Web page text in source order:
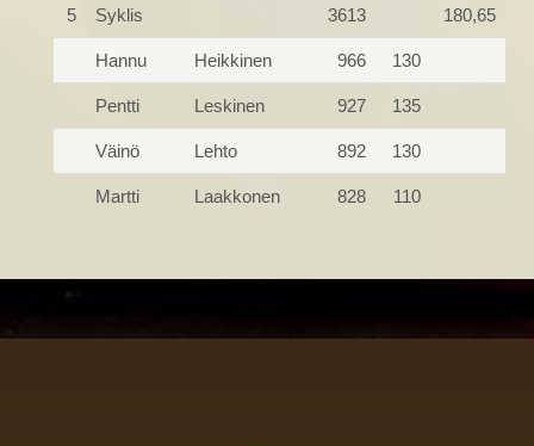
5 Syklis 3613 180,65
Hannu Heikkinen 966 130
Pentti Leskinen 927 135
Väinö Lehto 892 130
Martti Laakkonen 828 110